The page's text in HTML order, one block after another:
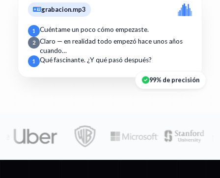
grabacion.mp3
1 Cuéntame un poco cómo empezaste.
2
Claro — en realidad todo empezó hace unos años
cuando…
1 Qué fascinante. ¿Y qué pasó después?
99% de precisión